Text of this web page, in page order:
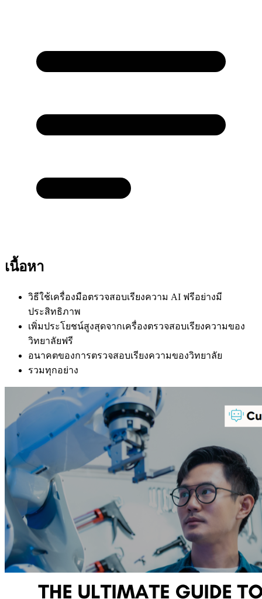
เนื้อหา
วิธีใช้เครื่องมือตรวจสอบเรียงความ AI ฟรีอย่างมี
ประสิทธิภาพ
เพิ่มประโยชน์สูงสุดจากเครื่องตรวจสอบเรียงความของ
วิทยาลัยฟรี
อนาคตของการตรวจสอบเรียงความของวิทยาลัย
รวมทุกอย่าง